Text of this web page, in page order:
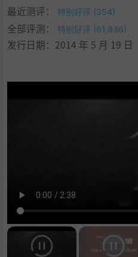
最近测评：
特别好评 (354)
全部评测： 特别好评 (61,836)
发行日期：2014 年 5 月 19 日